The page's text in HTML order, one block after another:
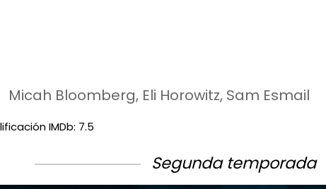
Micah Bloomberg, Eli Horowitz, Sam Esmail
IMDb: 7.5
Segunda temporada